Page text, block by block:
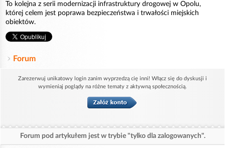
To kolejna z serii modernizacji infrastruktury drogowej w Opolu,
której celem jest poprawa bezpieczeństwa i trwałości miejskich
obiektów.
Forum
Zarezerwuj unikatowy login zanim wyprzedzą cię inni! Włącz się do dyskusji i
wymieniaj poglądy na różne tematy z aktywną społecznością.
Forum pod artykułem jest w trybie "tylko dla zalogowanych".